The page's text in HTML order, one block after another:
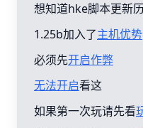
想知道hke脚本更新
1.25b加入了主机优势
必须先开启作弊
无法开启看这
如果第一次玩请先看